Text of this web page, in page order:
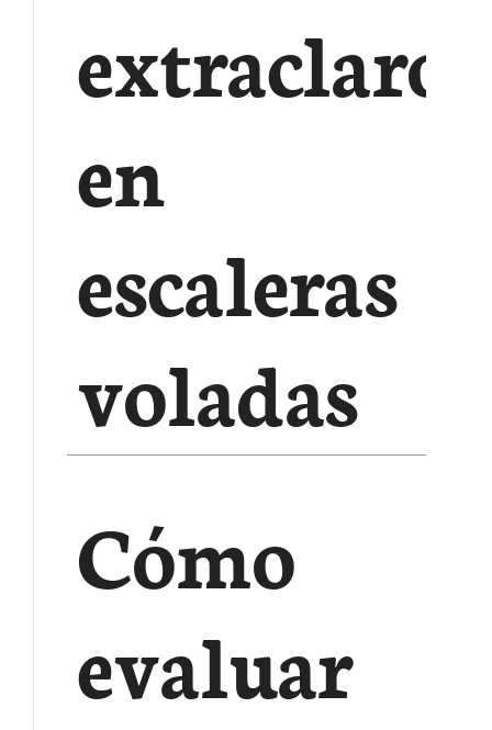
extraclaro
en
escaleras
voladas
Cómo
evaluar